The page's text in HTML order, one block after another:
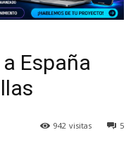
España
5
942 visitas